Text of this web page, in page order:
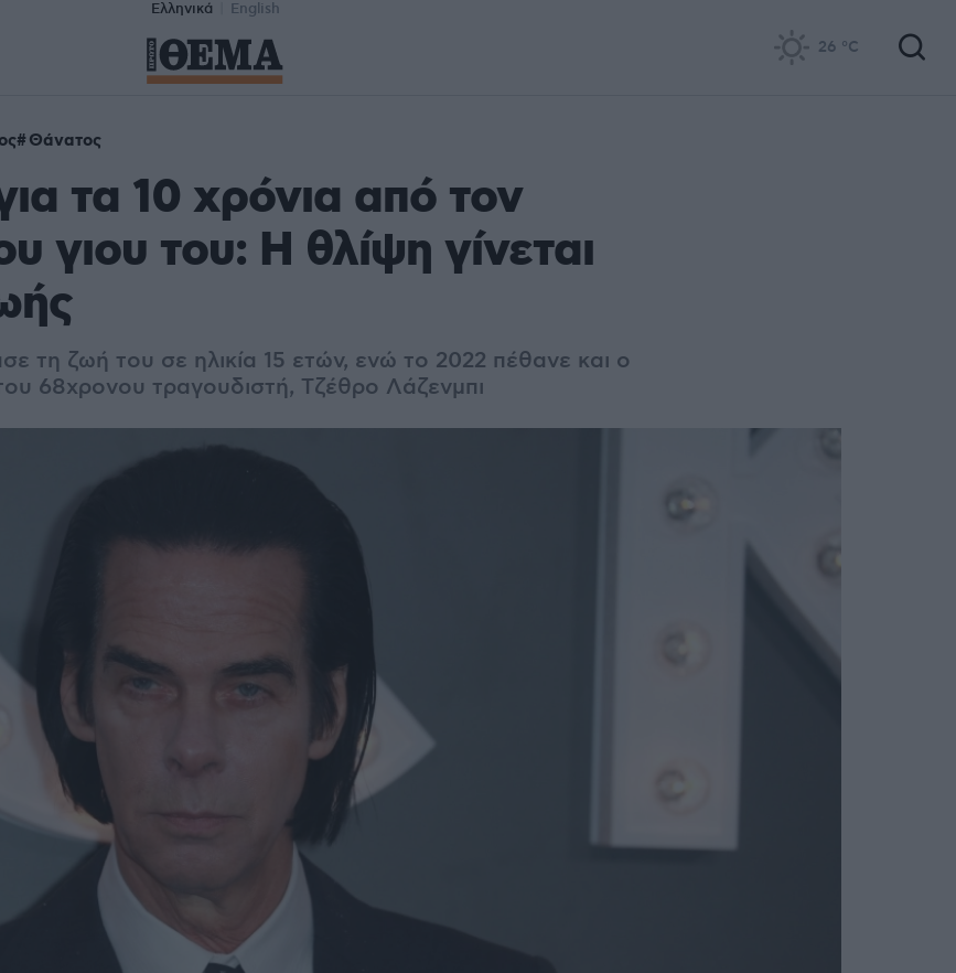
Ελληνικά English
26 °C
Θάνατος
τα 10 χρόνια από τον
γιου του: Η θλίψη γίνεται
τη ζωή του σε ηλικία 15 ετών, ενώ το 2022 πέθανε και ο
68χρονου τραγουδιστή, Τζέθρο Λάζενμπι